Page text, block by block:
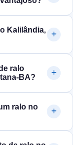
Kalilândia,
ralo
ralo no